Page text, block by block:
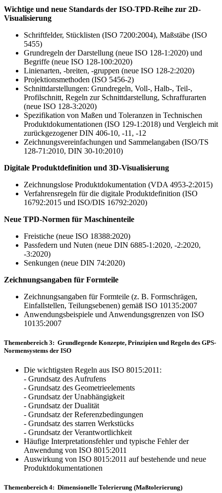
Wichtige und neue Standards der ISO-TPD-Reihe zur 2D-
Visualisierung
Schriftfelder, Stücklisten (ISO 7200:2004), Maßstäbe (ISO
5455)
Grundregeln der Darstellung (neue ISO 128-1:2020) und
Begriffe (neue ISO 128-100:2020)
Linienarten, -breiten, -gruppen (neue ISO 128-2:2020)
Projektionsmethoden (ISO 5456-2)
Schnittdarstellungen: Grundregeln, Voll-, Halb-, Teil-,
Profilschnitt, Regeln zur Schnitt­darstellung, Schraffurarten
(neue ISO 128-3:2020)
Spezifikation von Maßen und Toleranzen in Technischen
Produktdokumentationen (ISO 129-1:2018) und Ver­gleich mit
zurückgezogener DIN 406-10, -11, -12
Zeichnungsvereinfachungen und Sammelangaben (ISO/TS
128-71:2010, DIN 30-10:2010)
Digitale Produktdefinition und 3D-Visualisierung
Zeichnungslose Produktdokumentation (VDA 4953-2:2015)
Verfahrensregeln für die digitale Produktdefinition (ISO
16792:2015 und ISO/DIS 16792:2020)
Neue TPD-Normen für Maschinenteile
Freistiche (neue ISO 18388:2020)
Passfedern und Nuten (neue DIN 6885-1:2020, -2:2020,
-3:2020)
Senkungen (neue DIN 74:2020)
Zeichnungsangaben für Formteile
Zeichnungsangaben für Formteile (z. B. Formschrägen,
Einfallstellen, Teilungsebenen) gemäß ISO 10135:2007
Anwendungsbeispiele und Anwendungsgrenzen von ISO
10135:2007
Themenbereich 3: Grundlegende Konzepte, Prinzipien und Regeln des GPS-
Normensystems der ISO
Die wichtigsten Regeln aus ISO 8015:2011:
- Grundsatz des Aufrufens
- Grundsatz des Geometrieelements
- Grundsatz der Unabhängigkeit
- Grundsatz der Dualität
- Grundsatz der Referenzbedingungen
- Grundsatz des starren Werkstücks
- Grundsatz der Verantwortlichkeit
Häufige Interpretationsfehler und typische Fehler der
Anwendung von ISO 8015:2011
Auswirkung von ISO 8015:2011 auf bestehende und neue
Produktdokumentationen
Themenbereich 4: Dimensionelle Tolerierung (Maßtolerierung)